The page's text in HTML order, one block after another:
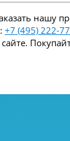
нашу
+7 (495) 222-